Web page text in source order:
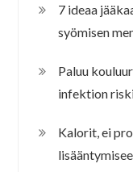
7 ideaa
syömisen
Paluu
infektion
Kalorit, ei